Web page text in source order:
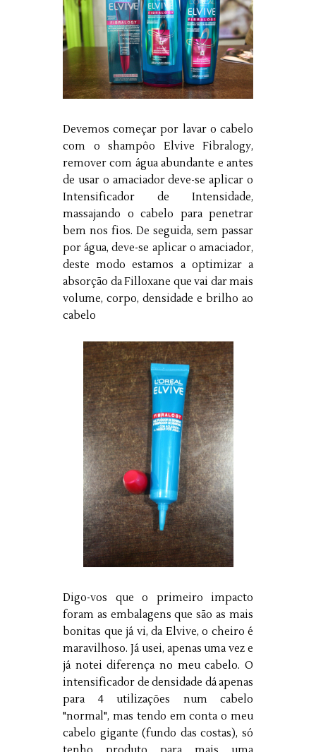
Devemos começar por lavar o cabelo
com o shampôo Elvive Fibralogy,
remover com água abundante e antes
de usar o amaciador deve-se aplicar o
Intensificador de Intensidade,
massajando o cabelo para penetrar
bem nos fios. De seguida, sem passar
por água, deve-se aplicar o amaciador,
deste modo estamos a optimizar a
absorção da Filloxane que vai dar mais
volume, corpo, densidade e brilho ao
cabelo
Digo-vos que o primeiro impacto
foram as embalagens que são as mais
bonitas que já vi, da Elvive, o cheiro é
maravilhoso. Já usei, apenas uma vez e
já notei diferença no meu cabelo. O
intensificador de densidade dá apenas
para 4 utilizações num cabelo
"normal", mas tendo em conta o meu
cabelo gigante (fundo das costas), só